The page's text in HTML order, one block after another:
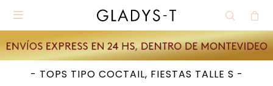

TOPS TIPO COCTAIL, FIESTAS TALLE S